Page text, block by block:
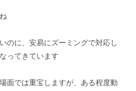
のに、安易にズーミングで対応し
ってきています
面では重宝しますが、ある程度動